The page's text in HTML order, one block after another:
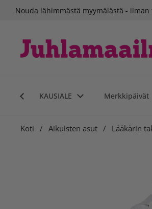
Siirry sisältöön
Nouda lähimmästä myymälästä -
KAUSIALE Merkkipäivät
Koti / Aikuisten asut / Lääkärin